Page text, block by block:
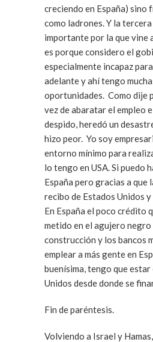
creciendo en España) sino
como ladrones. Y la
importante por la que vine
es porque considero el
especialmente incapaz
adelante y ahí tengo
oportunidades. Como dije
vez de abaratar el empleo
despido, heredó un
hizo peor. Yo soy
entorno mínimo para
lo tengo en USA. Si puedo
España pero gracias a que
recibo de Estados Unidos
En España el poco crédito
metido en el agujero negro
construcción y los bancos
emplear a más gente en
buenísima, tengo que estar
Unidos desde donde se
Fin de paréntesis.
Volviendo a Israel y